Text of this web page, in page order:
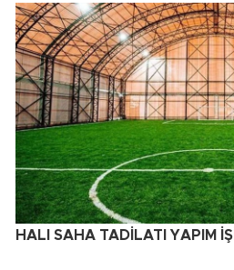
HALI SAHA TADİLATI YAPIM İŞİ